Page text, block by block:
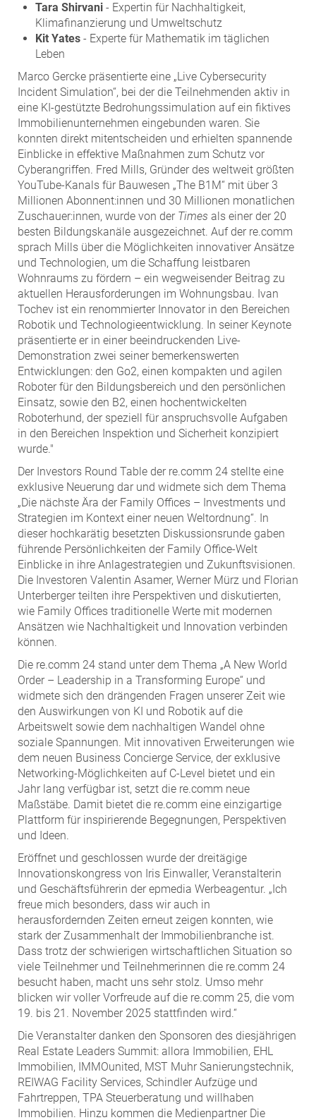
Tara Shirvani - Expertin für Nachhaltigkeit,
Klimafinanzierung und Umweltschutz
Kit Yates - Experte für Mathematik im täglichen
Leben
Marco Gercke präsentierte eine „Live Cybersecurity
Incident Simulation“, bei der die Teilnehmenden aktiv in
eine KI-gestützte Bedrohungssimulation auf ein fiktives
Immobilienunternehmen eingebunden waren. Sie
konnten direkt mitentscheiden und erhielten spannende
Einblicke in effektive Maßnahmen zum Schutz vor
Cyberangriffen. Fred Mills, Gründer des weltweit größten
YouTube-Kanals für Bauwesen „The B1M“ mit über 3
Millionen Abonnent:innen und 30 Millionen monatlichen
Zuschauer:innen, wurde von der Times als einer der 20
besten Bildungskanäle ausgezeichnet. Auf der re.comm
sprach Mills über die Möglichkeiten innovativer Ansätze
und Technologien, um die Schaffung leistbaren
Wohnraums zu fördern – ein wegweisender Beitrag zu
aktuellen Herausforderungen im Wohnungsbau. Ivan
Tochev ist ein renommierter Innovator in den Bereichen
Robotik und Technologieentwicklung. In seiner Keynote
präsentierte er in einer beeindruckenden Live-
Demonstration zwei seiner bemerkenswerten
Entwicklungen: den Go2, einen kompakten und agilen
Roboter für den Bildungsbereich und den persönlichen
Einsatz, sowie den B2, einen hochentwickelten
Roboterhund, der speziell für anspruchsvolle Aufgaben
in den Bereichen Inspektion und Sicherheit konzipiert
wurde."
Der Investors Round Table der re.comm 24 stellte eine
exklusive Neuerung dar und widmete sich dem Thema
„Die nächste Ära der Family Offices – Investments und
Strategien im Kontext einer neuen Weltordnung“. In
dieser hochkarätig besetzten Diskussionsrunde gaben
führende Persönlichkeiten der Family Office-Welt
Einblicke in ihre Anlagestrategien und Zukunftsvisionen.
Die Investoren Valentin Asamer, Werner Mürz und Florian
Unterberger teilten ihre Perspektiven und diskutierten,
wie Family Offices traditionelle Werte mit modernen
Ansätzen wie Nachhaltigkeit und Innovation verbinden
können.
Die re.comm 24 stand unter dem Thema „A New World
Order – Leadership in a Transforming Europe“ und
widmete sich den drängenden Fragen unserer Zeit wie
den Auswirkungen von KI und Robotik auf die
Arbeitswelt sowie dem nachhaltigen Wandel ohne
soziale Spannungen. Mit innovativen Erweiterungen wie
dem neuen Business Concierge Service, der exklusive
Networking-Möglichkeiten auf C-Level bietet und ein
Jahr lang verfügbar ist, setzt die re.comm neue
Maßstäbe. Damit bietet die re.comm eine einzigartige
Plattform für inspirierende Begegnungen, Perspektiven
und Ideen.
Eröffnet und geschlossen wurde der dreitägige
Innovationskongress von Iris Einwaller, Veranstalterin
und Geschäftsführerin der epmedia Werbeagentur. „Ich
freue mich besonders, dass wir auch in
herausfordernden Zeiten erneut zeigen konnten, wie
stark der Zusammenhalt der Immobilienbranche ist.
Dass trotz der schwierigen wirtschaftlichen Situation so
viele Teilnehmer und Teilnehmerinnen die re.comm 24
besucht haben, macht uns sehr stolz. Umso mehr
blicken wir voller Vorfreude auf die re.comm 25, die vom
19. bis 21. November 2025 stattfinden wird.“
Die Veranstalter danken den Sponsoren des diesjährigen
Real Estate Leaders Summit: allora Immobilien, EHL
Immobilien, IMMOunited, MST Muhr Sanierungstechnik,
REIWAG Facility Services, Schindler Aufzüge und
Fahrtreppen, TPA Steuerberatung und willhaben
Immobilien. Hinzu kommen die Medienpartner Die